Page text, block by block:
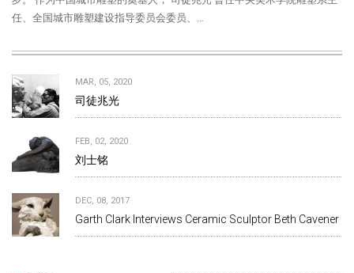
任、全国城市雕塑建设指导委员会委员、…
MAR, 05, 2020
司徒兆光
FEB, 02, 2020
刘士铭
DEC, 08, 2017
Garth Clark Interviews Ceramic Sculptor Beth Cavener